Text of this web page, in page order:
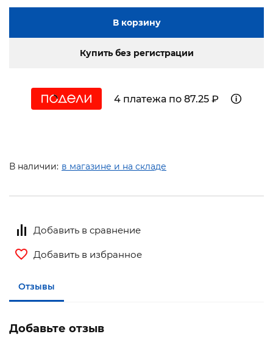
В корзину
Купить без регистрации
4 платежа по 87.25 ₽
В наличии: в магазине и на складе
Добавить в сравнение
Добавить в избранное
Отзывы
Добавьте отзыв